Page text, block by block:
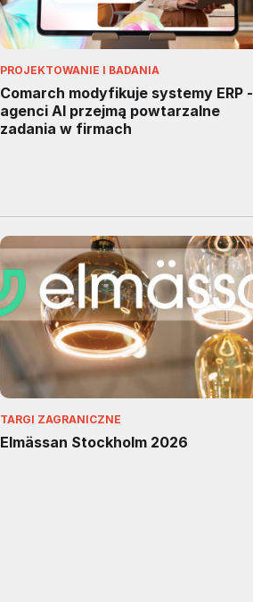
PROJEKTOWANIE I BADANIA
Comarch modyfikuje systemy ERP -
agenci AI przejmą powtarzalne
zadania w firmach
TARGI ZAGRANICZNE
Elmässan Stockholm 2026